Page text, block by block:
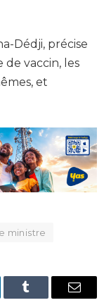
Dédji, précise
vaccin, les
et
ministre
Tumblr Email